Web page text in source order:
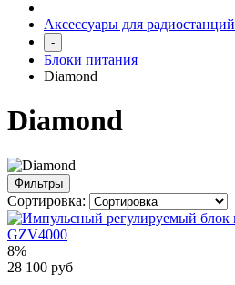
Аксессуары для радиостанций
-
Блоки питания
Diamond
Diamond
Фильтры
Сортировка:
8%
28 100 руб